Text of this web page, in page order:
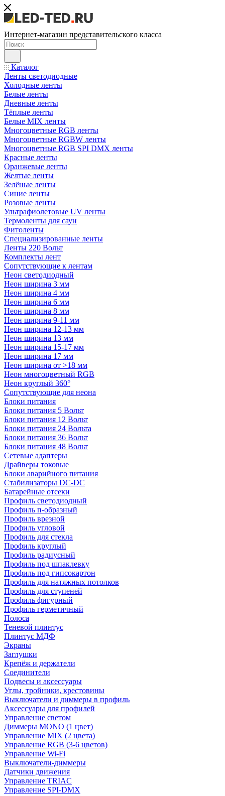
Интернет-магазин представительского класса
Каталог
Ленты светодиодные
Холодные ленты
Белые ленты
Дневные ленты
Тёплые ленты
Белые MIX ленты
Многоцветные RGB ленты
Многоцветные RGBW ленты
Многоцветные RGB SPI DMX ленты
Красные ленты
Оранжевые ленты
Желтые ленты
Зелёные ленты
Синие ленты
Розовые ленты
Ультрафиолетовые UV ленты
Термоленты для саун
Фитоленты
Специализированные ленты
Ленты 220 Вольт
Комплекты лент
Сопутствующие к лентам
Неон светодиодный
Неон ширина 3 мм
Неон ширина 4 мм
Неон ширина 6 мм
Неон ширина 8 мм
Неон ширина 9-11 мм
Неон ширина 12-13 мм
Неон ширина 13 мм
Неон ширина 15-17 мм
Неон ширина 17 мм
Неон ширина от >18 мм
Неон многоцветный RGB
Неон круглый 360°
Сопутствующие для неона
Блоки питания
Блоки питания 5 Вольт
Блоки питания 12 Вольт
Блоки питания 24 Вольта
Блоки питания 36 Вольт
Блоки питания 48 Вольт
Сетевые адаптеры
Драйверы токовые
Блоки аварийного питания
Стабилизаторы DC-DC
Батарейные отсеки
Профиль светодиодный
Профиль п-образный
Профиль врезной
Профиль угловой
Профиль для стекла
Профиль круглый
Профиль радиусный
Профиль под шпаклевку
Профиль под гипсокартон
Профиль для натяжных потолков
Профиль для ступеней
Профиль фигурный
Профиль герметичный
Полоса
Теневой плинтус
Плинтус МДФ
Экраны
Заглушки
Крепёж и держатели
Соединители
Подвесы и аксессуары
Углы, тройники, крестовины
Выключатели и диммеры в профиль
Аксессуары для профилей
Управление светом
Диммеры MONO (1 цвет)
Управление MIX (2 цвета)
Управление RGB (3-6 цветов)
Управление Wi-Fi
Выключатели-диммеры
Датчики движения
Управление TRIAC
Управление SPI-DMX